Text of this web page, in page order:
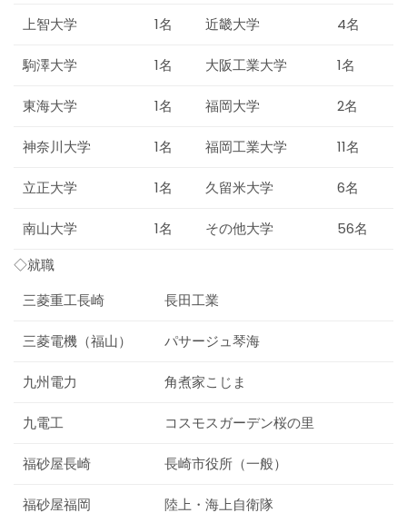
上智大学 1名 近畿大学 4名
駒澤大学 1名 大阪工業大学 1名
東海大学 1名 福岡大学 2名
神奈川大学 1名 福岡工業大学 11名
立正大学 1名 久留米大学 6名
南山大学 1名 その他大学
56名
◇就職
三菱重工長崎
長田工業
三菱電機（福山） パサージュ琴海
九州電力 角煮家こじま
九電工 コスモスガーデン桜の里
福砂屋長崎 長崎市役所（一般）
福砂屋福岡 陸上・海上自衛隊